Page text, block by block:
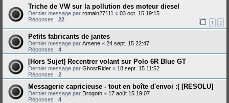
Triche de VW sur la pollution des moteur diesel
Dernier message par romain27111 « 03 oct. 15 19:15
Réponses : 22 1 2
Petits fabricants de jantes
Dernier message par Arsene « 24 sept. 15 22:47
Réponses : 4
[Hors Sujet] Recentrer volant sur Polo 6R Blue GT
Dernier message par GhostRider « 18 sept. 15 11:52
Réponses : 2
Messagerie capricieuse - tout en boîte d'envoi :( [RESOLU]
Dernier message par Drogoth « 17 août 15 19:07
Réponses : 4